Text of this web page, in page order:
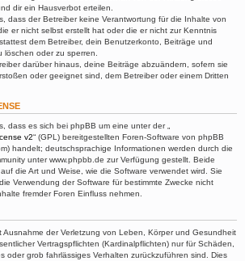
dir ein Hausverbot erteilen.
dass der Betreiber keine Verantwortung für die Inhalte von
er nicht selbst erstellt hat oder die er nicht zur Kenntnis
dem Betreiber, dein Benutzerkonto, Beiträge und
löschen oder zu sperren.
darüber hinaus, deine Beiträge abzuändern, sofern sie
oder geeignet sind, dem Betreiber oder einem Dritten
dass es sich bei phpBB um eine unter der „
v2“ (GPL) bereitgestellten Foren-Software von phpBB
handelt; deutschsprachige Informationen werden durch die
unter www.phpbb.de zur Verfügung gestellt. Beide
die Art und Weise, wie die Software verwendet wird. Sie
Verwendung der Software für bestimmte Zwecke nicht
fremder Foren Einfluss nehmen.
Ausnahme der Verletzung von Leben, Körper und Gesundheit
Vertragspflichten (Kardinalpflichten) nur für Schäden,
oder grob fahrlässiges Verhalten zurückzuführen sind. Dies